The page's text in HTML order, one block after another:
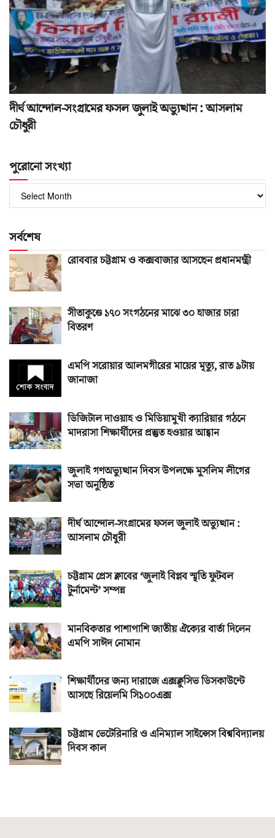
দীর্ঘ আন্দোল-সংগ্রামের ফসল জুলাই অভ্যুত্থান : আসলাম
চৌধুরী
পুরোনো সংখ্যা
পুরোনো
সংখ্যা
সর্বশেষ
রোববার চট্টগ্রাম ও কক্সবাজার আসছেন প্রধানমন্ত্রী
সীতাকুণ্ডে ১৭০ সংগঠনের মাঝে ৩০ হাজার চারা
বিতরণ
এমপি সরোয়ার আলমগীরের মায়ের মৃত্যু, রাত ৯টায়
জানাজা
ডিজিটাল দাওয়াহ ও মিডিয়ামুখী ক্যারিয়ার গঠনে
মাদরাসা শিক্ষার্থীদের প্রস্তুত হওয়ার আহ্বান
জুলাই গণঅভ্যুত্থান দিবস উপলক্ষে মুসলিম লীগের
সভা অনুষ্ঠিত
দীর্ঘ আন্দোল-সংগ্রামের ফসল জুলাই অভ্যুত্থান :
আসলাম চৌধুরী
চট্টগ্রাম প্রেস ক্লাবের ‘জুলাই বিপ্লব স্মৃতি ফুটবল
টুর্নামেন্ট’ সম্পন্ন
মানবিকতার পাশাপাশি জাতীয় ঐক্যের বার্তা দিলেন
এমপি সাঈদ নোমান
শিক্ষার্থীদের জন্য দারাজে এক্সক্লুসিভ ডিসকাউন্টে
আসছে রিয়েলমি সি১০০এক্স
চট্টগ্রাম ভেটেরিনারি ও এনিম্যাল সাইন্সেস বিশ্ববিদ্যালয়
দিবস কাল